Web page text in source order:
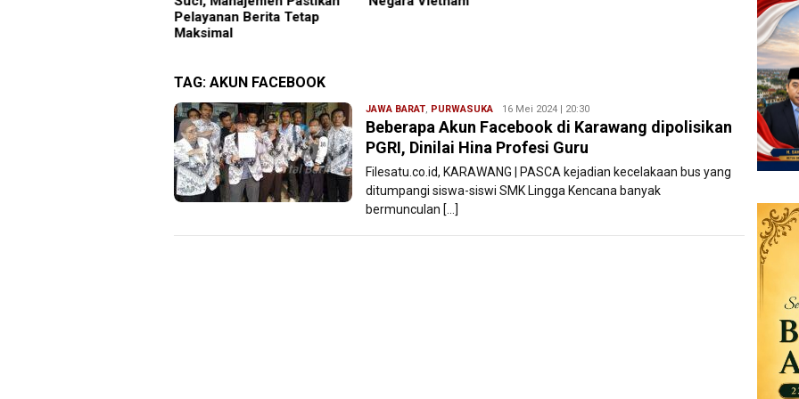
TAG: AKUN FACEBOOK
JAWA BARAT, PURWASUKA Ryan
Karawang
16 Mei 2024 | 20:30
Beberapa Akun Facebook di Karawang dipolisikan
PGRI, Dinilai Hina Profesi Guru
Filesatu.co.id, KARAWANG | PASCA kejadian kecelakaan bus yang
ditumpangi siswa-siswi SMK Lingga Kencana banyak
bermunculan […]